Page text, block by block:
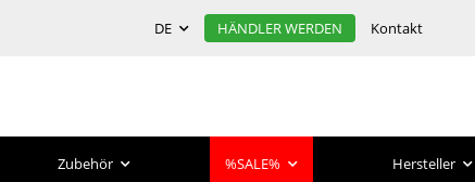
DE HÄNDLER WERDEN Kontakt
Zubehör %SALE% Hersteller